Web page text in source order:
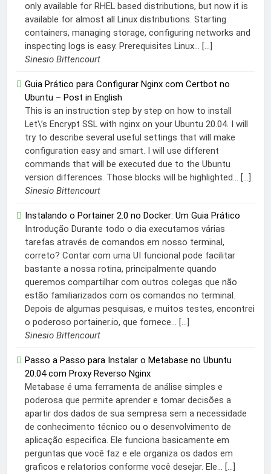
only available for RHEL based distributions, but now it is
available for almost all Linux distributions. Starting
containers, managing storage, configuring networks and
inspecting logs is easy. Prerequisites Linux... […]
Sinesio Bittencourt
Guia Prático para Configurar Nginx com Certbot no
Ubuntu – Post in English
This is an instruction step by step on how to install
Let\’s Encrypt SSL with nginx on your Ubuntu 20.04. I will
try to describe several useful settings that will make
configuration easy and smart. I will use different
commands that will be executed due to the Ubuntu
version differences. Those blocks will be highlighted... […]
Sinesio Bittencourt
Instalando o Portainer 2.0 no Docker: Um Guia Prático
Introdução Durante todo o dia executamos várias
tarefas através de comandos em nosso terminal,
correto? Contar com uma UI funcional pode facilitar
bastante a nossa rotina, principalmente quando
queremos compartilhar com outros colegas que não
estão familiarizados com os comandos no terminal.
Depois de algumas pesquisas, e muitos testes, encontrei
o poderoso portainer.io, que fornece... […]
Sinesio Bittencourt
Passo a Passo para Instalar o Metabase no Ubuntu
20.04 com Proxy Reverso Nginx
Metabase é uma ferramenta de análise simples e
poderosa que permite aprender e tomar decisões a
apartir dos dados de sua sempresa sem a necessidade
de conhecimento técnico ou o desenvolvimento de
aplicação especifica. Ele funciona basicamente em
perguntas que você faz e ele organiza os dados em
graficos e relatorios conforme você desejar. Ele... […]